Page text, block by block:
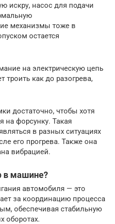
искру, насос для подачи
механизмы тоже в
остается
на электрическую цепь
троить как до разогрева,
достаточно, чтобы хотя
форсунку. Такая
в разных ситуациях
его прогрева. Также она
вибрацией.
в машине?
автомобиля — это
за координацию процесса
обеспечивая стабильную
оборотах.